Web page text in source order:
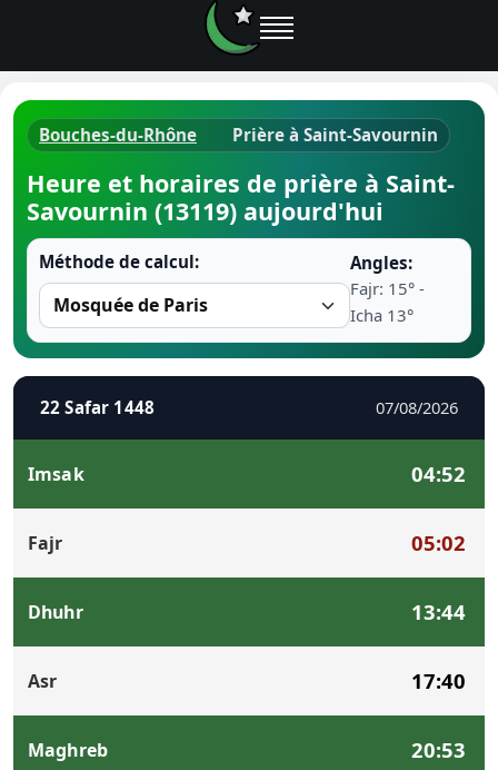
Horaires
Ramadan
Comment
Bouches-du-Rhône Prière à Saint-Savournin
Heure et horaires de prière à Saint-
Savournin (13119) aujourd'hui
Méthode de calcul:
Angles:
Fajr: 15° -
Icha 13°
22 Safar 1448 07/08/2026
Imsak 04:52
Fajr 05:02
Dhuhr 13:44
Asr 17:40
Maghreb 20:53